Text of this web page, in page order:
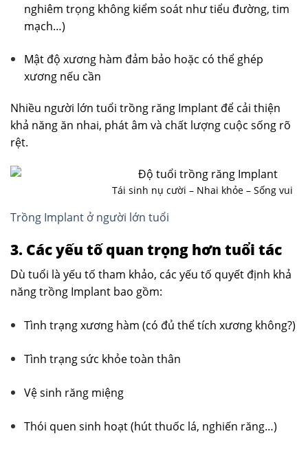
nghiêm trọng không kiểm soát như tiểu đường, tim
mạch…)
Mật độ xương hàm đảm bảo hoặc có thể ghép
xương nếu cần
Nhiều người lớn tuổi trồng răng Implant để cải thiện
khả năng ăn nhai, phát âm và chất lượng cuộc sống rõ
rệt.
Tái sinh nụ cười – Nhai khỏe – Sống vui
Trồng Implant ở người lớn tuổi
3. Các yếu tố quan trọng hơn tuổi tác
Dù tuổi là yếu tố tham khảo, các yếu tố quyết định khả
năng trồng Implant bao gồm:
Tình trạng xương hàm (có đủ thể tích xương không?)
Tình trạng sức khỏe toàn thân
Vệ sinh răng miệng
Thói quen sinh hoạt (hút thuốc lá, nghiến răng…)